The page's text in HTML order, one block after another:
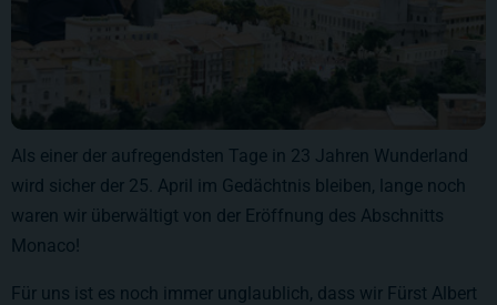
Als einer der aufregendsten Tage in 23 Jahren Wunderland
wird sicher der 25. April im Gedächtnis bleiben, lange noch
waren wir überwältigt von der Eröffnung des Abschnitts
Monaco!
Für uns ist es noch immer unglaublich, dass wir Fürst Albert